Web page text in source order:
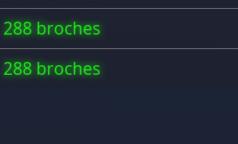
288 broches
288 broches